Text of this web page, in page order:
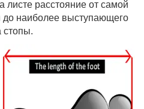
расстояние от самой
до наиболее выступающего
стопы.